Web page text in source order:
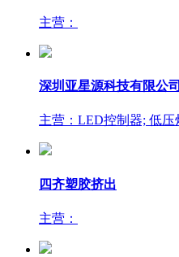
主营：
深圳亚星源科技有限公司
四齐塑胶挤出
主营：